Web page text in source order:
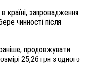
країні, запровадження
чинності після
продовжувати
25,26 грн з одного